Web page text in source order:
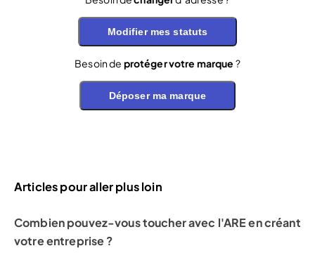
Modifier mes statuts
Besoin de protéger votre marque ?
Déposer ma marque
Articles pour aller plus loin
Combien pouvez-vous toucher avec l'ARE en créant
votre entreprise ?